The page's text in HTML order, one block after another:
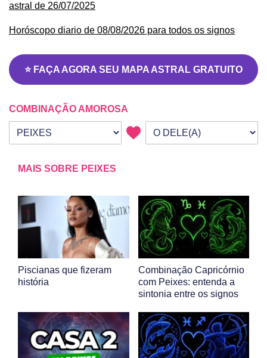
astral de 26/07/2025
Horóscopo diario de 08/08/2026 para todos os signos
⭐ FAÇA AGORA SEU MAPA ASTRAL GRATUITO
COMBINAÇÃO AMOROSA
Seu signo
Signo da outra pessoa
MAIS SOBRE PEIXES
Piscianas que fizeram
história
Combinação Capricórnio
com Peixes: entenda a
sintonia entre os signos